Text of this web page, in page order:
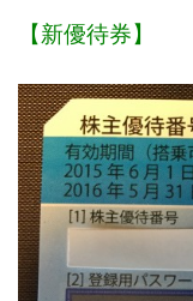
【新優待券】